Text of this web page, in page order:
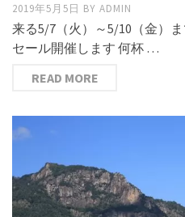
2019年5月5日 BY ADMIN
来る5/7（火）～5/10（金）
セール開催します 何杯 …
READ MORE